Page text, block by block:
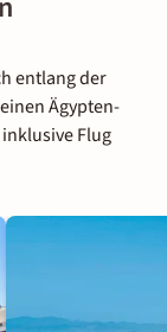
entlang der
Ägypten-
Flug